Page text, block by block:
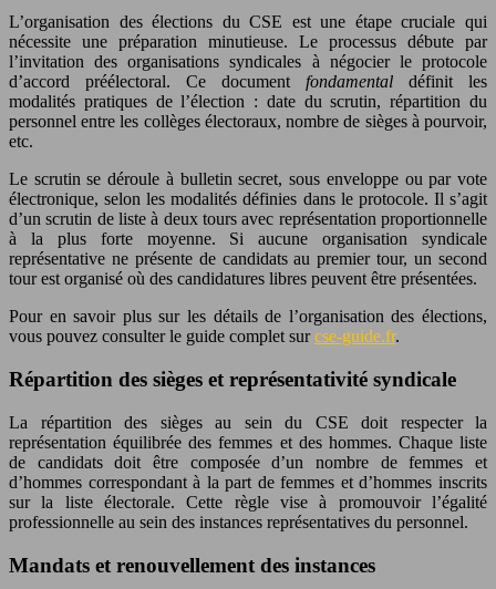
L’organisation des élections du CSE est une étape cruciale qui
nécessite une préparation minutieuse. Le processus débute par
l’invitation des organisations syndicales à négocier le protocole
d’accord préélectoral. Ce document fondamental définit les
modalités pratiques de l’élection : date du scrutin, répartition du
personnel entre les collèges électoraux, nombre de sièges à pourvoir,
etc.
Le scrutin se déroule à bulletin secret, sous enveloppe ou par vote
électronique, selon les modalités définies dans le protocole. Il s’agit
d’un scrutin de liste à deux tours avec représentation proportionnelle
à la plus forte moyenne. Si aucune organisation syndicale
représentative ne présente de candidats au premier tour, un second
tour est organisé où des candidatures libres peuvent être présentées.
Pour en savoir plus sur les détails de l’organisation des élections,
vous pouvez consulter le guide complet surcse-guide.fr.
Répartition des sièges et représentativité syndicale
La répartition des sièges au sein du CSE doit respecter la
représentation équilibrée des femmes et des hommes. Chaque liste
de candidats doit être composée d’un nombre de femmes et
d’hommes correspondant à la part de femmes et d’hommes inscrits
sur la liste électorale. Cette règle vise à promouvoir l’égalité
professionnelle au sein des instances représentatives du personnel.
Mandats et renouvellement des instances